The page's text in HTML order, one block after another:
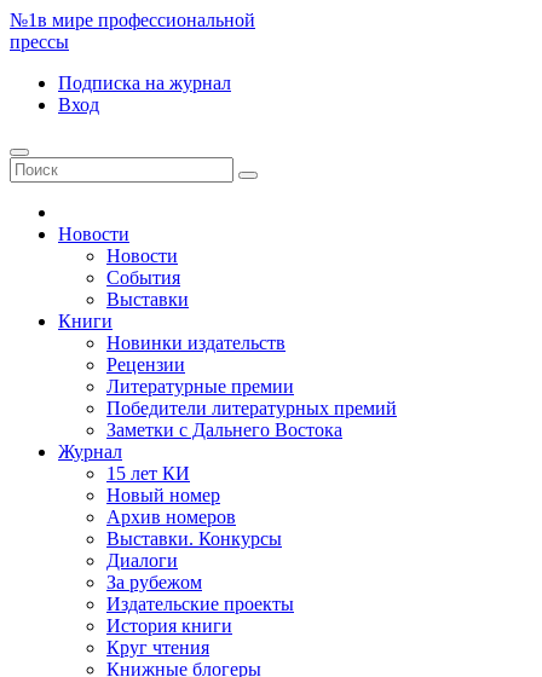
№1в мире профессиональной
прессы
Подписка на журнал
Вход
Новости
Новости
События
Выставки
Книги
Новинки издательств
Рецензии
Литературные премии
Победители литературных премий
Заметки с Дальнего Востока
Журнал
15 лет КИ
Новый номер
Архив номеров
Выставки. Конкурсы
Диалоги
За рубежом
Издательские проекты
История книги
Круг чтения
Книжные блогеры